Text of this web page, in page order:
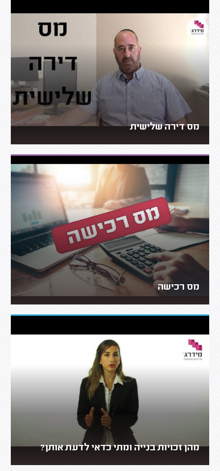
מס דירה שלישית
מס רכישה
מהן זכויות בנייה ומתי כדאי לדעת אותן?